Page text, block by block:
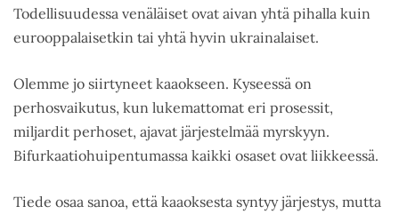
Todellisuudessa venäläiset ovat aivan yhtä pihalla kuin
eurooppalaisetkin tai yhtä hyvin ukrainalaiset.
Olemme jo siirtyneet kaaokseen. Kyseessä on
perhosvaikutus, kun lukemattomat eri prosessit,
miljardit perhoset, ajavat järjestelmää myrskyyn.
Bifurkaatiohuipentumassa kaikki osaset ovat liikkeessä.
Tiede osaa sanoa, että kaaoksesta syntyy järjestys, mutta